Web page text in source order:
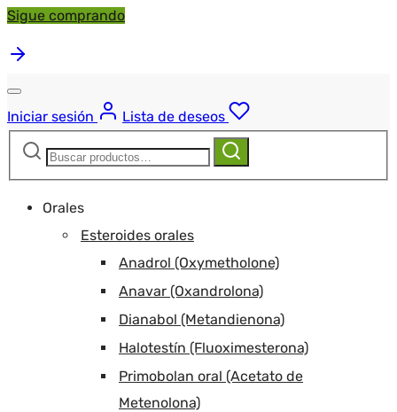
Sigue comprando
Iniciar sesión
Lista de deseos
Buscar:
Buscar
Orales
Esteroides orales
Anadrol (Oxymetholone)
Anavar (Oxandrolona)
Dianabol (Metandienona)
Halotestín (Fluoximesterona)
Primobolan oral (Acetato de
Metenolona)